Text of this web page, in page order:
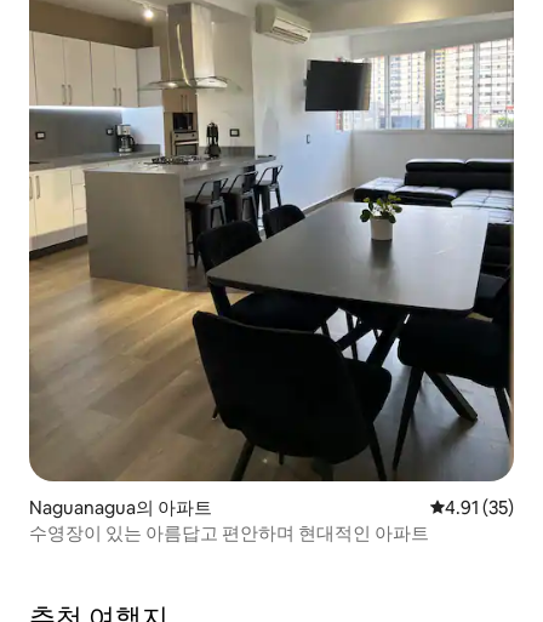
Naguanagua의 아파트 평점 4.91점
4.91 (35)
수영장이 있는 아름답고 편안하며 현대적인 아파트